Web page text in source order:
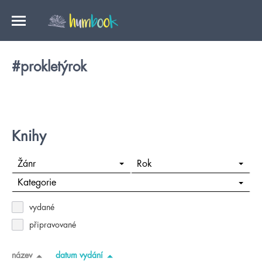
#prokletýrok
Knihy
Žánr Rok
Kategorie
vydané
připravované
název datum vydání